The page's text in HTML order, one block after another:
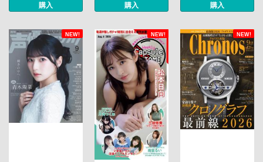
購入 購入 購入
NEW! NEW! NEW!